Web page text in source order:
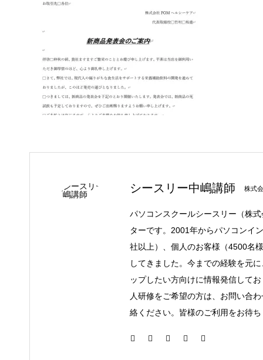
シースリー中嶋講師 株式
パソコンスクールシースリー（株
ターです。2001年からパソコンイ
社以上）、個人のお客様（4500名
してきました。今までの経験を元
ップしたい方向けに情報発信して
人研修をご希望の方は、お問い合
絡ください。皆様のご利用をお待